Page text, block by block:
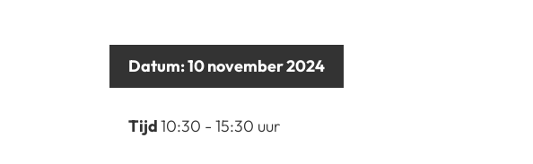
Datum:10 november 2024
Tijd10:30 - 15:30 uur